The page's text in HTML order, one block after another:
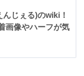
じぇる)のwiki！
画像やハーフが気